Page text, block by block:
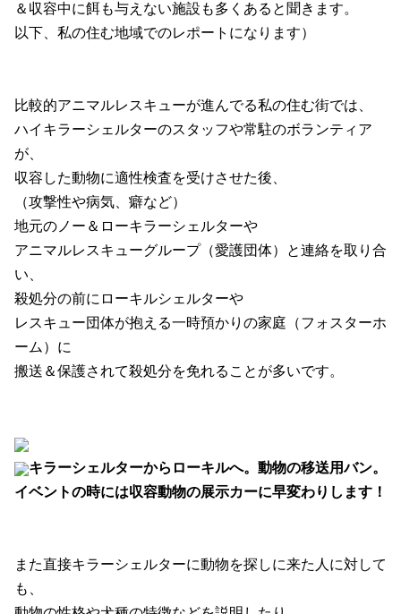
＆収容中に餌も与えない施設も多くあると聞きます。
以下、私の住む地域でのレポートになります）
比較的アニマルレスキューが進んでる私の住む街では、
ハイキラーシェルターのスタッフや常駐のボランティア
が、
収容した動物に適性検査を受けさせた後、
（攻撃性や病気、癖など）
地元のノー＆ローキラーシェルターや
アニマルレスキューグループ（愛護団体）と連絡を取り合
い、
殺処分の前にローキルシェルターや
レスキュー団体が抱える一時預かりの家庭（フォスターホ
ーム）に
搬送＆保護されて殺処分を免れることが多いです。
キラーシェルターからローキルへ。動物の移送用バン。
イベントの時には収容動物の展示カーに早変わりします！
また直接キラーシェルターに動物を探しに来た人に対して
も、